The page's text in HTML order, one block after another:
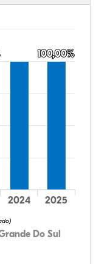
100,00%
100,00%
Do Sul
2024 2025